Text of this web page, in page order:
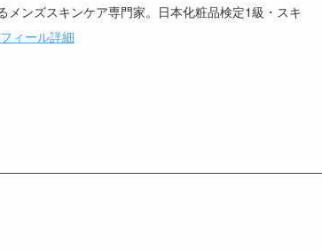
メンズスキンケア専門家。日本化粧品検定1級・スキ
ィール詳細